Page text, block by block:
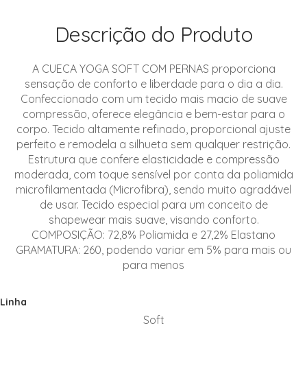
Descrição do Produto
A CUECA YOGA SOFT COM PERNAS proporciona
sensação de conforto e liberdade para o dia a dia.
Confeccionado com um tecido mais macio de suave
compressão, oferece elegância e bem-estar para o
corpo. Tecido altamente refinado, proporcional ajuste
perfeito e remodela a silhueta sem qualquer restrição.
Estrutura que confere elasticidade e compressão
moderada, com toque sensível por conta da poliamida
microfilamentada (Microfibra), sendo muito agradável
de usar. Tecido especial para um conceito de
shapewear mais suave, visando conforto.
COMPOSIÇÃO: 72,8% Poliamida e 27,2% Elastano
GRAMATURA: 260, podendo variar em 5% para mais ou
para menos
Linha
Soft